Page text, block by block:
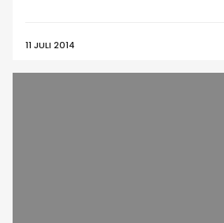
11 JULI 2014